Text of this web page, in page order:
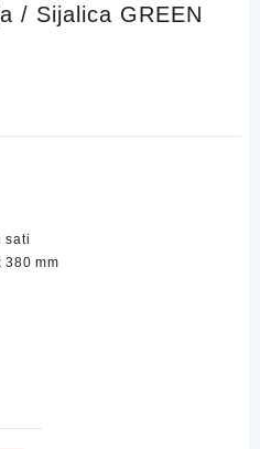
/ Sijalica GREEN
sati
mm